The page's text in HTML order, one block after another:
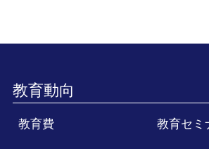
教育動向
教育費 教育セミ